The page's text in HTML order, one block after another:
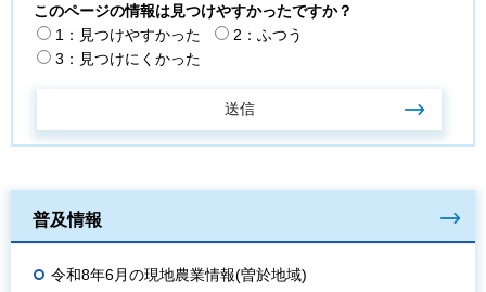
このページの情報は見つけやすかったですか？
1：見つけやすかった
2：ふつう
3：見つけにくかった
普及情報
令和8年6月の現地農業情報(曽於地域)